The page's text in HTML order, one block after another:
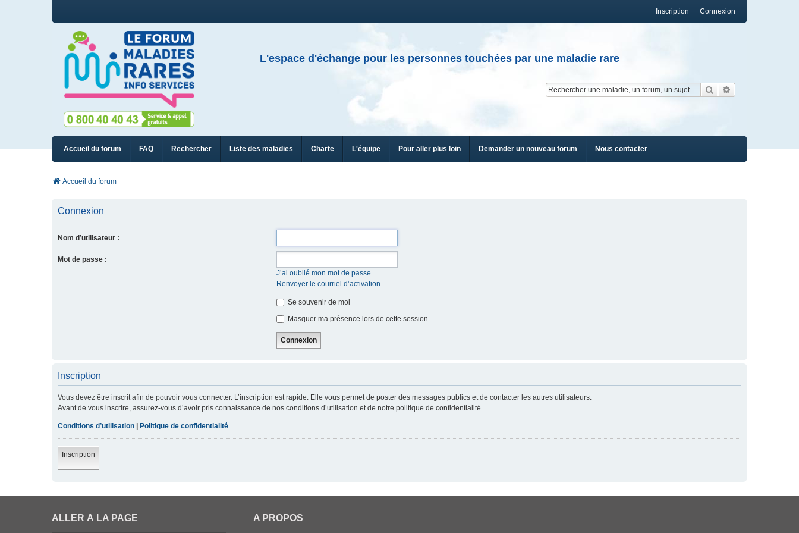
Connexion
Inscription
L'espace d'échange pour les personnes touchées par une maladie rare
Rechercher
Accueil du forum FAQ Rechercher Liste des maladies Charte L'équipe Pour aller plus loin Demander un nouveau forum Nous contacter
Accueil du forum
Connexion
Nom d’utilisateur :
Mot de passe :
J’ai oublié mon mot de passe
Renvoyer le courriel d’activation
Se souvenir de moi
Masquer ma présence lors de cette session
Inscription
Vous devez être inscrit afin de pouvoir vous connecter. L’inscription est rapide. Elle vous permet de poster des messages publics et de contacter les autres utilisateurs.
Avant de vous inscrire, assurez-vous d’avoir pris connaissance de nos conditions d’utilisation et de notre politique de confidentialité.
Conditions d’utilisation Politique de confidentialité
Inscription
ALLER À LA PAGE A PROPOS